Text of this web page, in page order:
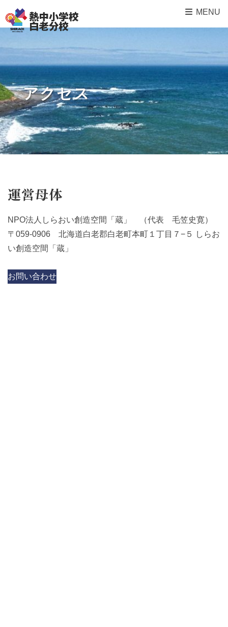
MENU
アクセス
運営母体
NPO法人しらおい創造空間「蔵」 （代表 毛笠史寛）
〒059-0906 北海道白老郡白老町本町１丁目７−５ しらお
い創造空間「蔵」
お問い合わせ